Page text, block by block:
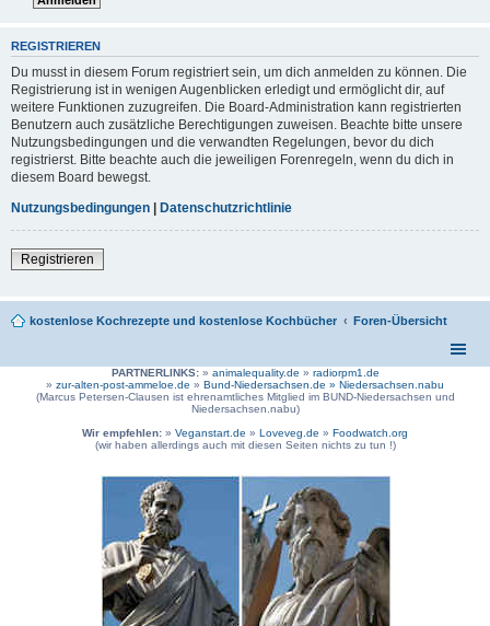
REGISTRIEREN
Du musst in diesem Forum registriert sein, um dich anmelden zu können. Die
Registrierung ist in wenigen Augenblicken erledigt und ermöglicht dir, auf
weitere Funktionen zuzugreifen. Die Board-Administration kann registrierten
Benutzern auch zusätzliche Berechtigungen zuweisen. Beachte bitte unsere
Nutzungsbedingungen und die verwandten Regelungen, bevor du dich
registrierst. Bitte beachte auch die jeweiligen Forenregeln, wenn du dich in
diesem Board bewegst.
Nutzungsbedingungen | Datenschutzrichtlinie
Registrieren
kostenlose Kochrezepte und kostenlose Kochbücher Foren-Übersicht
PARTNERLINKS:» animalequality.de » radiorpm1.de
» zur-alten-post-ammeloe.de » Bund-Niedersachsen.de » Niedersachsen.nabu
(Marcus Petersen-Clausen ist ehrenamtliches Mitglied im BUND-Niedersachsen und
Niedersachsen.nabu)
Wir empfehlen: » Veganstart.de » Loveveg.de » Foodwatch.org
(wir haben allerdings auch mit diesen Seiten nichts zu tun !)